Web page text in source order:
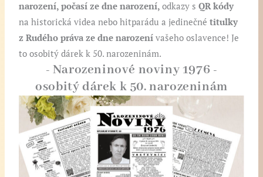
narození, počasí ze dne narození,odkazy s QR kódy
na historická videa nebo hitparádu a jedinečné titulky
z Rudého práva ze dne narozenívašeho oslavence! Je
to osobitý dárek k 50. narozeninám.
- Narozeninové noviny 1976 -
osobitý dárek k 50. narozeninám